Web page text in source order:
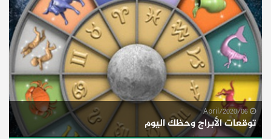
توقعات الأبراج وحظك اليوم